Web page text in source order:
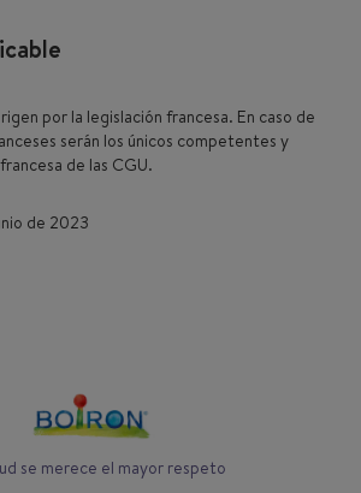
por la legislación francesa. En caso de
serán los únicos competentes y
de las CGU.
de 2023
se merece el mayor respeto